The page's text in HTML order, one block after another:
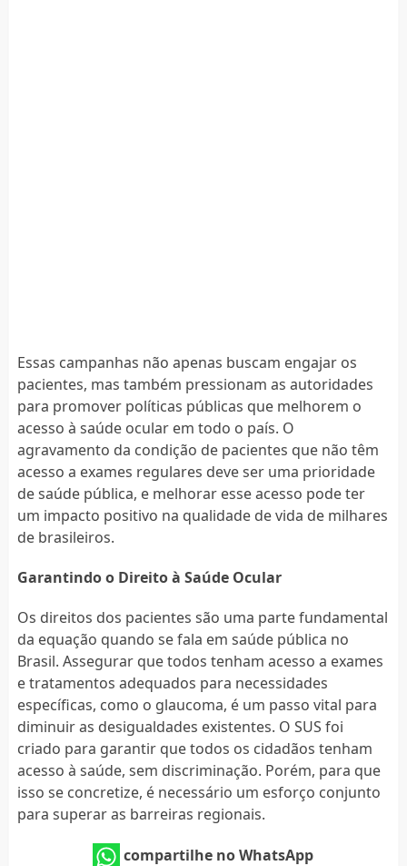
Essas campanhas não apenas buscam engajar os
pacientes, mas também pressionam as autoridades
para promover políticas públicas que melhorem o
acesso à saúde ocular em todo o país. O
agravamento da condição de pacientes que não têm
acesso a exames regulares deve ser uma prioridade
de saúde pública, e melhorar esse acesso pode ter
um impacto positivo na qualidade de vida de milhares
de brasileiros.
Garantindo o Direito à Saúde Ocular
Os direitos dos pacientes são uma parte fundamental
da equação quando se fala em saúde pública no
Brasil. Assegurar que todos tenham acesso a exames
e tratamentos adequados para necessidades
específicas, como o glaucoma, é um passo vital para
diminuir as desigualdades existentes. O SUS foi
criado para garantir que todos os cidadãos tenham
acesso à saúde, sem discriminação. Porém, para que
isso se concretize, é necessário um esforço conjunto
para superar as barreiras regionais.
compartilhe no WhatsApp